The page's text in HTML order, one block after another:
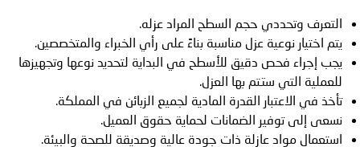
التعرف وتحددي حجم السطح المراد عزله.
يتم اختيار نوعية عزل مناسبة بناءً على رأي الخبراء والمتخصصين.
يجب إجراء فحص دقيق للأسطح في البداية لتحديد نوعها وتجهيزها
للعملية التي ستتم بها العزل.
تأخذ في الاعتبار القدرة المادية لجميع الزبائن في المملكة.
نسعى إلى توفير الضمانات لحماية حقوق العميل.
استعمال مواد عازلة ذات جودة عالية وصديقة للصحة والبيئة.